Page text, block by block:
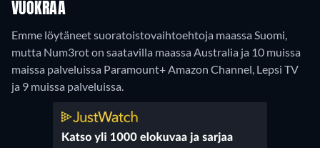
VUOKRAA
Emme löytäneet suoratoistovaihtoehtoja maassa Suomi,
mutta Num3rot on saatavilla maassa Australia ja 10 muissa
maissa palveluissa Paramount+ Amazon Channel, Lepsi TV
ja 9 muissa palveluissa.